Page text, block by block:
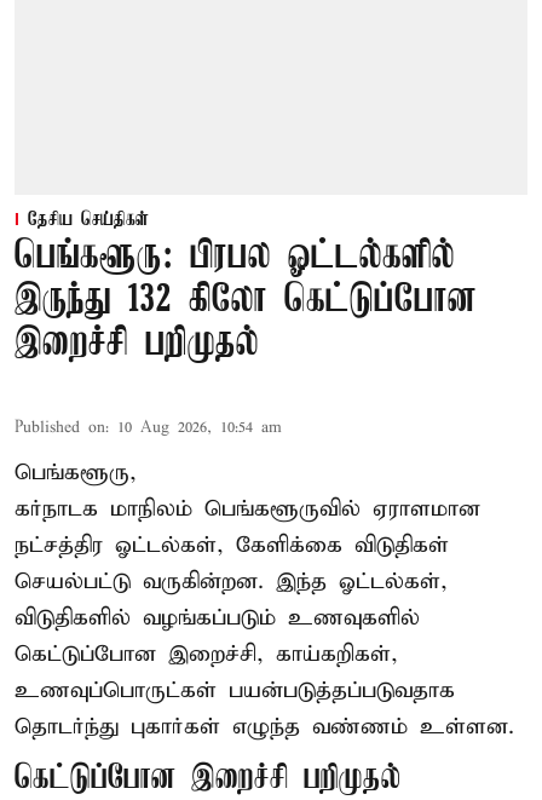
தேசிய செய்திகள்
பெங்களூரு: பிரபல ஓட்டல்களில்
இருந்து 132 கிலோ கெட்டுப்போன
இறைச்சி பறிமுதல்
Published on: 10 Aug 2026, 10:54 am
பெங்களூரு,
கர்நாடக மாநிலம் பெங்களூருவில் ஏராளமான
நட்சத்திர ஓட்டல்கள், கேளிக்கை விடுதிகள்
செயல்பட்டு வருகின்றன. இந்த ஓட்டல்கள்,
விடுதிகளில் வழங்கப்படும் உணவுகளில்
கெட்டுப்போன இறைச்சி, காய்கறிகள்,
உணவுப்பொருட்கள் பயன்படுத்தப்படுவதாக
தொடர்ந்து புகார்கள் எழுந்த வண்ணம் உள்ளன.
கெட்டுப்போன இறைச்சி பறிமுதல்